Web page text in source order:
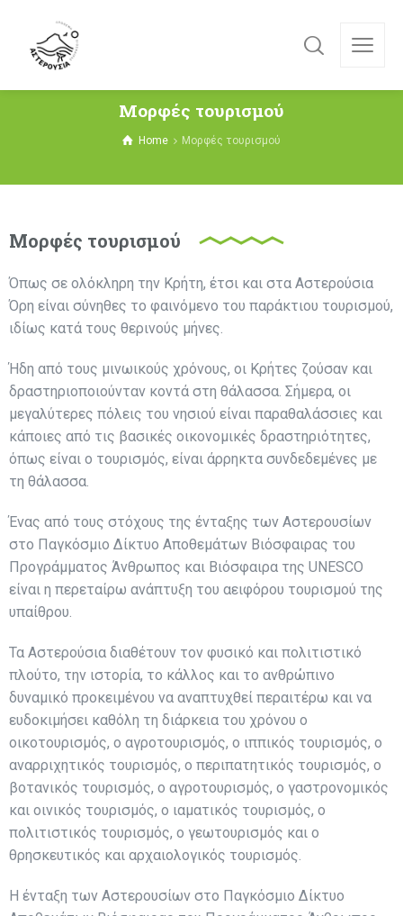
Μορφές τουρισμού
Home Μορφές τουρισμού
Μορφές τουρισμού
Όπως σε ολόκληρη την Κρήτη, έτσι και στα Αστερούσια
Όρη είναι σύνηθες το φαινόμενο του παράκτιου τουρισμού,
ιδίως κατά τους θερινούς μήνες.
Ήδη από τους μινωικούς χρόνους, οι Κρήτες ζούσαν και
δραστηριοποιούνταν κοντά στη θάλασσα. Σήμερα, οι
μεγαλύτερες πόλεις του νησιού είναι παραθαλάσσιες και
κάποιες από τις βασικές οικονομικές δραστηριότητες,
όπως είναι ο τουρισμός, είναι άρρηκτα συνδεδεμένες με
τη θάλασσα.
Ένας από τους στόχους της ένταξης των Αστερουσίων
στο Παγκόσμιο Δίκτυο Αποθεμάτων Βιόσφαιρας του
Προγράμματος Άνθρωπος και Βιόσφαιρα της UNESCO
είναι η περεταίρω ανάπτυξη του αειφόρου τουρισμού της
υπαίθρου.
Τα Αστερούσια διαθέτουν τον φυσικό και πολιτιστικό
πλούτο, την ιστορία, το κάλλος και το ανθρώπινο
δυναμικό προκειμένου να αναπτυχθεί περαιτέρω και να
ευδοκιμήσει καθόλη τη διάρκεια του χρόνου ο
οικοτουρισμός, ο αγροτουρισμός, ο ιππικός τουρισμός, ο
αναρριχητικός τουρισμός, ο περιπατητικός τουρισμός, ο
βοτανικός τουρισμός, ο αγροτουρισμός, ο γαστρονομικός
και οινικός τουρισμός, ο ιαματικός τουρισμός, ο
πολιτιστικός τουρισμός, ο γεωτουρισμός και ο
θρησκευτικός και αρχαιολογικός τουρισμός.
Η ένταξη των Αστερουσίων στο Παγκόσμιο Δίκτυο